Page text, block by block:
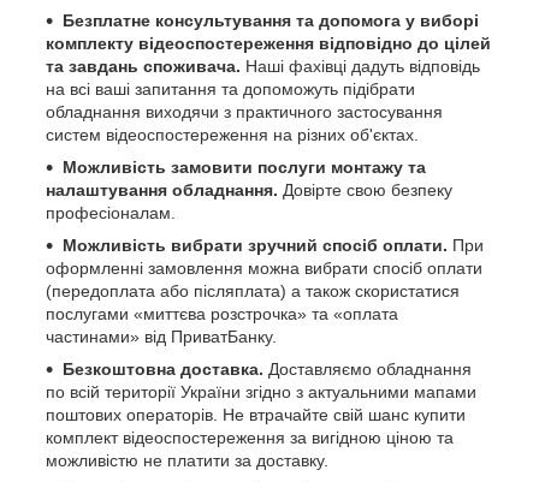
Безплатне консультування та допомога у виборі
комплекту відеоспостереження відповідно до цілей
та завдань споживача. Наші фахівці дадуть відповідь
на всі ваші запитання та допоможуть підібрати
обладнання виходячи з практичного застосування
систем відеоспостереження на різних об'єктах.
Можливість замовити послуги монтажу та
налаштування обладнання. Довірте свою безпеку
професіоналам.
Можливість вибрати зручний спосіб оплати. При
оформленні замовлення можна вибрати спосіб оплати
(передоплата або післяплата) а також скористатися
послугами «миттєва розстрочка» та «оплата
частинами» від ПриватБанку.
Безкоштовна доставка. Доставляємо обладнання
по всій території України згідно з актуальними мапами
поштових операторів. Не втрачайте свій шанс купити
комплект відеоспостереження за вигідною ціною та
можливістю не платити за доставку.